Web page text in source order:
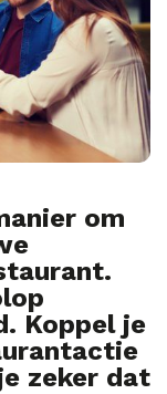
om
Koppel je
zeker dat